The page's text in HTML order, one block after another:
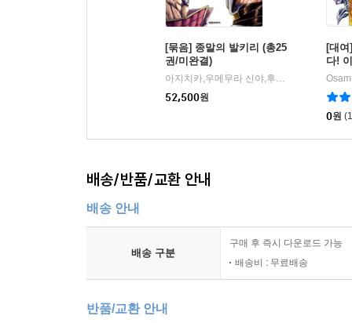
[묶음] 종말의 발키리 (총25
권/미완결)
|
52,500원
[대여
다!
0원
배송/반품/교환 안내
배송 안내
배송 구분
구매 후 즉시 다운로드 가능
배송비 : 무료배송
반품/교환 안내